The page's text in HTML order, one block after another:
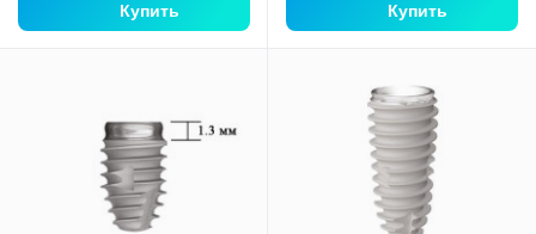
Купить Купить